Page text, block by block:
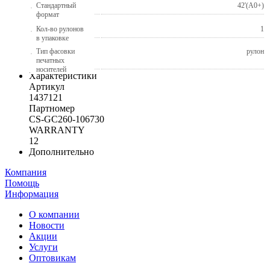
Стандартный
формат
42'(A0+)
Кол-во рулонов
в упаковке
1
Тип фасовки
печатных
носителей
рулон
Характеристики
Артикул
1437121
Партномер
CS-GC260-106730
WARRANTY
12
Дополнительно
Компания
Помощь
Информация
О компании
Новости
Акции
Услуги
Оптовикам